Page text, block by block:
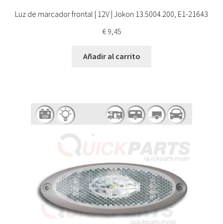
Luz de marcador frontal | 12V | Jokon 13.5004.200, E1-21643
€9,45
Añadir al carrito